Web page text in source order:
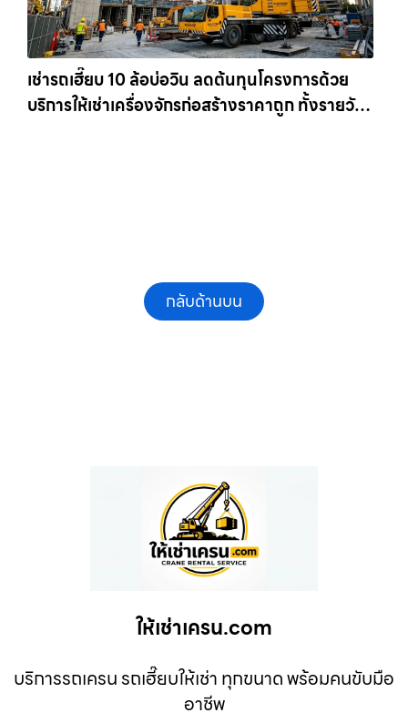
เช่ารถเฮี๊ยบ 10 ล้อบ่อวิน ลดต้นทุนโครงการด้วย
บริการให้เช่าเครื่องจักรก่อสร้างราคาถูก ทั้งรายวัน
กลับด้านบน
ให้เช่าเครน.com
บริการรถเครน รถเฮี๊ยบให้เช่า ทุกขนาด พร้อมคนขับมือ
อาชีพ